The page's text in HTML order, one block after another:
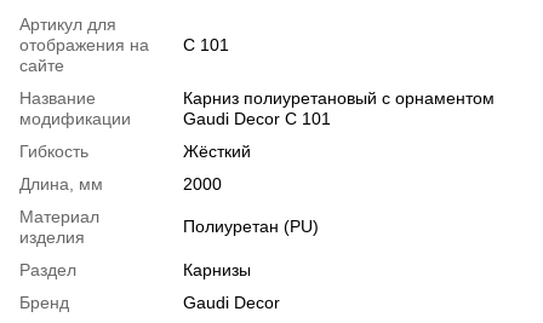
Артикул для
отображения на
сайте
C 101
Название
модификации
Карниз полиуретановый с орнаментом
Gaudi Decor C 101
Гибкость
Жёсткий
Длина, мм
2000
Материал
изделия
Полиуретан (PU)
Раздел
Карнизы
Бренд
Gaudi Decor